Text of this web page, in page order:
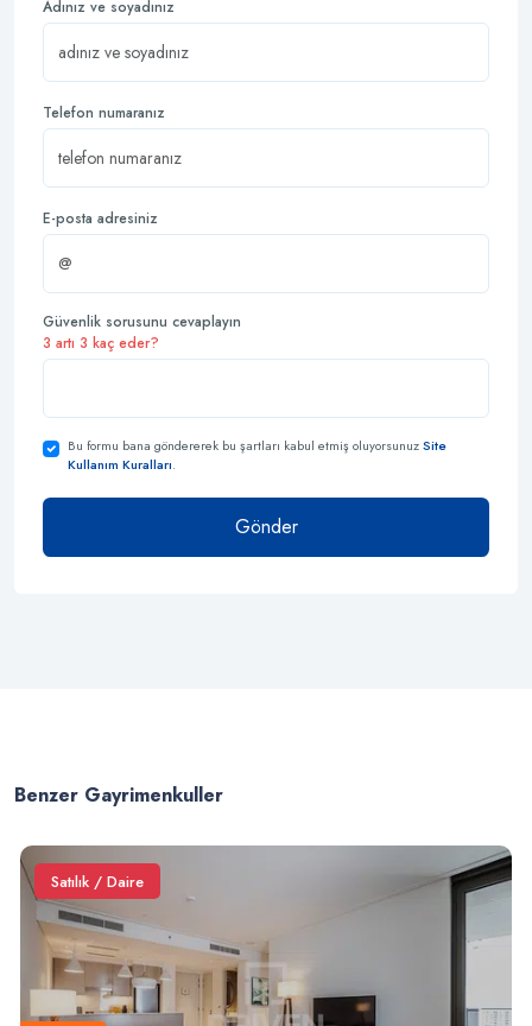
Adınız ve soyadınız
Telefon numaranız
E-posta adresiniz
Güvenlik sorusunu cevaplayın
3 artı 3 kaç eder?
Bu formu bana göndererek bu şartları kabul etmiş oluyorsunuzSite
Kullanım Kuralları.
Gönder
Benzer Gayrimenkuller
Satılık / Daire